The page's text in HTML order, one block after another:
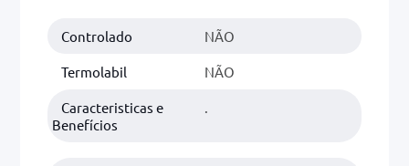
Controlado NÃO
Termolabil NÃO
Caracteristicas e
Benefícios
.